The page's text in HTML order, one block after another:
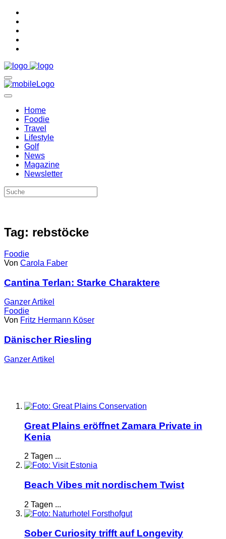
Home
Foodie
Travel
Lifestyle
Golf
News
Magazine
Newsletter
Tag: rebstöcke
Foodie
Von Carola Faber
Cantina Terlan: Starke Charaktere
GanzerArtikel
Foodie
Von Fritz Hermann Köser
Dänischer Riesling
GanzerArtikel
Great Plains eröffnet Zamara Private in
Kenia
2 Tagen ...
Beach Vibes mit nordischem Twist
2 Tagen ...
Sober Curiosity trifft auf Longevity